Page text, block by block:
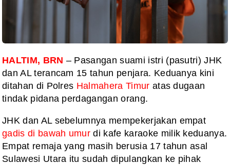
HALTIM, BRN – Pasangan suami istri (pasutri) JHK
dan AL terancam 15 tahun penjara. Keduanya kini
ditahan di Polres Halmahera Timur atas dugaan
tindak pidana perdagangan orang.
JHK dan AL sebelumnya mempekerjakan empat
gadis di bawah umur di kafe karaoke milik keduanya.
Empat remaja yang masih berusia 17 tahun asal
Sulawesi Utara itu sudah dipulangkan ke pihak